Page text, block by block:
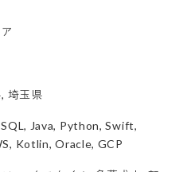
埼玉県
Java, Python, Swift,
Kotlin, Oracle, GCP